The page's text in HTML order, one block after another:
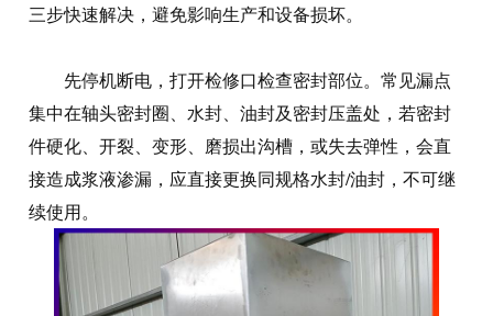
三步快速解决，避免影响生产和设备损坏。
先停机断电，打开检修口检查密封部位。常见漏点
集中在轴头密封圈、水封、油封及密封压盖处，若密封
件硬化、开裂、变形、磨损出沟槽，或失去弹性，会直
接造成浆液渗漏，应直接更换同规格水封/油封，不可继
续使用。